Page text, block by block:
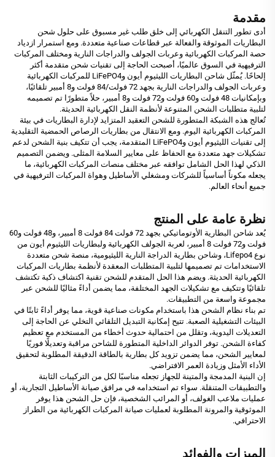
مقدمة
أدى تطور التنقل الكهربائي إلى خلق طلب غير مسبوق على حلول شحن
البطاريات الموثوقة والفعالة عبر قطاعات صناعية متعددة. ومع استمرار ازدياد
حصة المركبات الكهربائية وعربات الجولف والدراجات النارية ومختلف المركبات
الترفيهية في السوق عالميًا، أصبحت الحاجة إلى تقنيات شحن متقدمة أكثر
إلحاحًا. يُمثّل شاحن البطاريات الليثيوم أيون وLiFePO4 للمركبات الكهربائية
وعربات الجولف والدراجات النارية بجهد 72 فولت/84 فولت و8 أمبير تلقائيًا،
وبإمكانيات 48 فولت و60 فولت و72 فولت و8 أمبير، حلاً متطورًا تم تصميمه
لتلبية متطلبات الشحن المتنوعة لأنظمة النقل الكهربائية الحديثة.
تُعالج هذه الشبكة المتطورة للشحن التعقيد المتزايد لإدارة البطاريات في بيئة
المركبات الكهربائية اليوم. ومع الانتقال من بطاريات الرصاص الحمضية التقليدية
إلى تقنيات الليثيوم أيون وLiFePO4 المتقدمة، يجب أن تتكيف بنية الشحن لدعم
تشكيلات جهد متعددة مع الحفاظ على معايير السلامة المثلى. ويضمن التصميم
الذكي لهذا الحل الشامل توافقه عبر مختلف منصات المركبات الكهربائية، ما
يجعله مكوناً أساسياً للشركات ومشغلي الأساطيل وهواة المركبات الترفيهية في
جميع أنحاء العالم.
نظرة عامة على المنتج
يُعد شاحن البطارية الأوتوماتيكي بجهد 72 فولت 84 فولت 8 أمبير، و48 فولت و60
فولت و72 فولت 8 أمبير، لعربة الجولف الكهربائية ولبطاريات الليثيوم أيون من
نوع Lifepo4، وشاحن بطارية الدراجة النارية الليثيومية، منصة شحن متعددة
الاستخدامات تم تصميمها لتلبية المتطلبات المعقدة لأنظمة بطاريات المركبات
الكهربائية الحديثة. ويضم هذا الحل المتقدم للشحن تقنية اكتشاف ذكية تكتشف
تلقائيًا وتتكيف مع تشكيلات الجهد المختلفة، مما يضمن أداءً مثاليًا للشحن عبر
مجموعة واسعة من التطبيقات.
تم بناء نظام الشحن هذا باستخدام مكونات صناعية قوية، مما يوفر أداءً ثابتًا في
البيئات التشغيلية الصعبة. تتيح إمكانية التبديل التلقائي التخلي عن الحاجة إلى
التعديلات اليدوية، وتقلل من احتمالية حدوث أخطاء من المستخدم مع تعظيم
كفاءة الشحن. توفر الدوائر الداخلية المتطورة للشاحن مراقبة وتعديلًا فوريًا
لمعايير الشحن، مما يضمن تزويد كل بطارية بالطاقة الدقيقة المطلوبة لتحقيق
الأداء الأمثل وزيادة العمر الافتراضي.
إن البنية المدمجة والمتينة للجهاز تجعله مناسبًا لكل من التركيبات الثابتة
والتطبيقات المتنقلة. سواء تم استخدامه في مرافق صيانة الأساطيل التجارية، أو
عمليات ملاعب الغولف، أو المرائب الشخصية، فإن حل الشحن هذا يوفر
الموثوقية والمرونة المطلوبة لعمليات صيانة المركبات الكهربائية من الطراز
الاحترافي.
الميزات والفوائد